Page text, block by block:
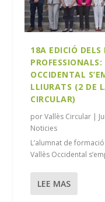
18A EDICIÓ DELS
OCCIDENTAL
LLIURATS (2 DE
CIRCULAR)
porVallès Circular |
Noticies
L’alumnat de
Vallès Occidental
LEE MAS